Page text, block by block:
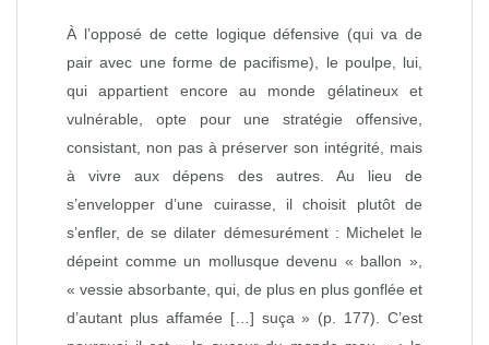
À l’opposé de cette logique défensive (qui va de
pair avec une forme de pacifisme), le poulpe, lui,
qui appartient encore au monde gélatineux et
vulnérable, opte pour une stratégie offensive,
consistant, non pas à préserver son intégrité, mais
à vivre aux dépens des autres. Au lieu de
s’envelopper d’une cuirasse, il choisit plutôt de
s’enfler, de se dilater démesurément : Michelet le
dépeint comme un mollusque devenu « ballon »,
« vessie absorbante, qui, de plus en plus gonflée et
d’autant plus affamée […] suça » (p. 177). C’est